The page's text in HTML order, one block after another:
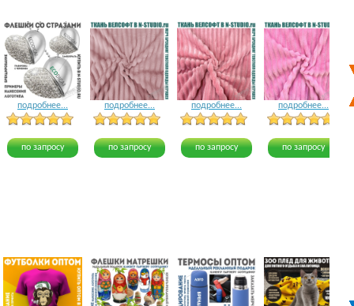
подробнее...
5 голосов
по запросу
подробнее...
12 голосов
по запросу
подробнее...
8 голосов
по запросу
подробнее...
по запросу